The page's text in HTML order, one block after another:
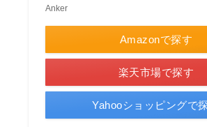
Anker
Amazonで探す
楽天市場で探す
Yahooショッピングで